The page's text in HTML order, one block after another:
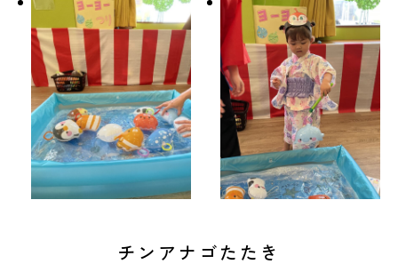
チンアナゴたたき